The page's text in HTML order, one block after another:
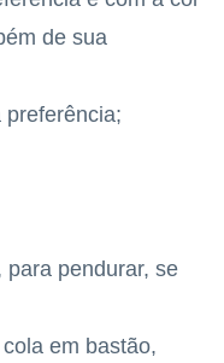
de sua
preferência;
para pendurar, se
em bastão,